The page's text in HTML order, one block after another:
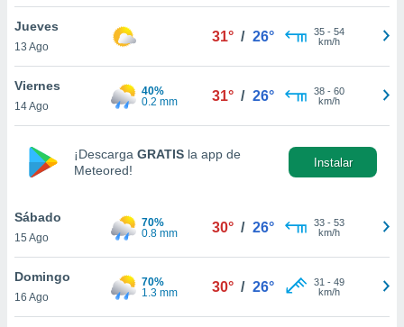
de
aceptar
de
sitio
En
Jueves
13 Ago
31° / 26° 35- 54
km/h
Viernes
14 Ago
40%
0.2 mm
31° / 26° 38- 60
km/h
¡Descarga GRATIS la app de
Meteored!
Instalar
Sábado
15 Ago
70%
0.8 mm
30° / 26° 33- 53
km/h
Domingo
16 Ago
70%
1.3 mm
30° / 26° 31 - 49
km/h